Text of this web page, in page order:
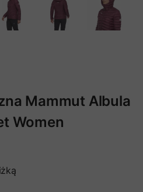
Mammut Albula
Women